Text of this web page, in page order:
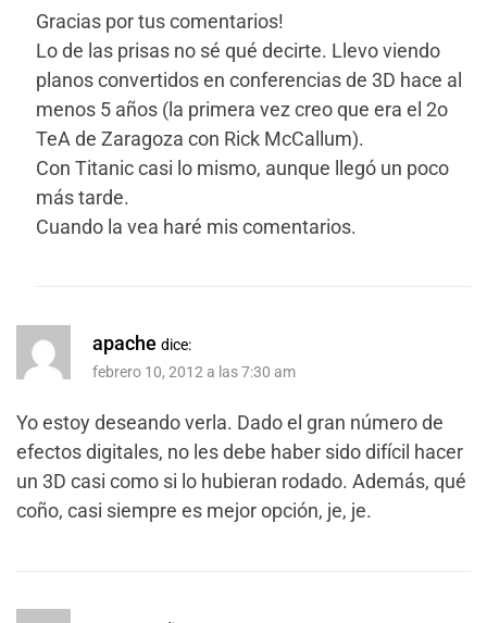
Gracias por tus comentarios!
Lo de las prisas no sé qué decirte. Llevo viendo
planos convertidos en conferencias de 3D hace al
menos 5 años (la primera vez creo que era el 2o
TeA de Zaragoza con Rick McCallum).
Con Titanic casi lo mismo, aunque llegó un poco
más tarde.
Cuando la vea haré mis comentarios.
apache dice:
febrero 10, 2012 a las 7:30 am
Yo estoy deseando verla. Dado el gran número de
efectos digitales, no les debe haber sido difícil hacer
un 3D casi como si lo hubieran rodado. Además, qué
coño, casi siempre es mejor opción, je, je.